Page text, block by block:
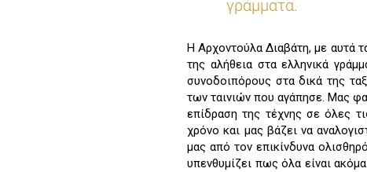
γράμματα.
Η Αρχοντούλα Διαβάτη, με αυτά
της αλήθεια στα ελληνικά
συνοδοιπόρους στα δικά της
των ταινιών που αγάπησε. Μας
επίδραση της τέχνης σε όλες
χρόνο και μας βάζει να
μας από τον επικίνδυνα
υπενθυμίζει πως όλα είναι